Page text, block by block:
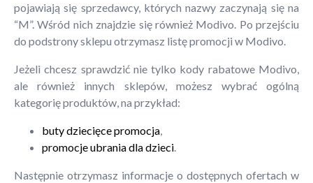
pojawiają się sprzedawcy, których nazwy zaczynają się na
“M”. Wśród nich znajdzie się również Modivo. Po przejściu
do podstrony sklepu otrzymasz listę promocji w Modivo.
Jeżeli chcesz sprawdzić nie tylko kody rabatowe Modivo,
ale również innych sklepów, możesz wybrać ogólną
kategorię produktów, na przykład:
buty dziecięce promocja,
promocje ubrania dla dzieci.
Następnie otrzymasz informacje o dostępnych ofertach w